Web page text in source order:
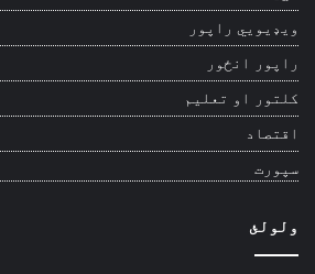
ویډیويي راپور
راپور انځور
کلتور او تعلیم
اقتصاد
سپورت
ولولئ